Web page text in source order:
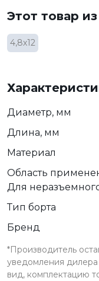
Этот товар
4,8х12
Диаметр, мм
Длина, мм
Материал
Область
Для
Тип борта
Бренд
*Производитель
уведомления
вид, комплектацию